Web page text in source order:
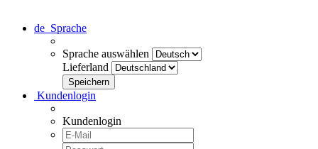
de Sprache
Sprache auswählen
Lieferland
Kundenlogin
Kundenlogin